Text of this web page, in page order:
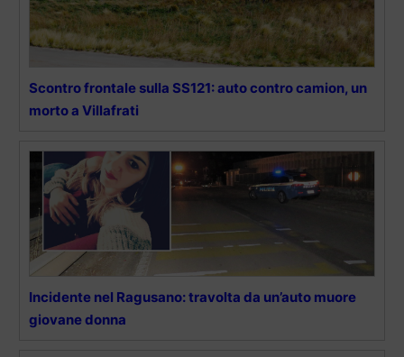
Scontro frontale sulla SS121: auto contro camion, un
morto a Villafrati
Incidente nel Ragusano: travolta da un’auto muore
giovane donna